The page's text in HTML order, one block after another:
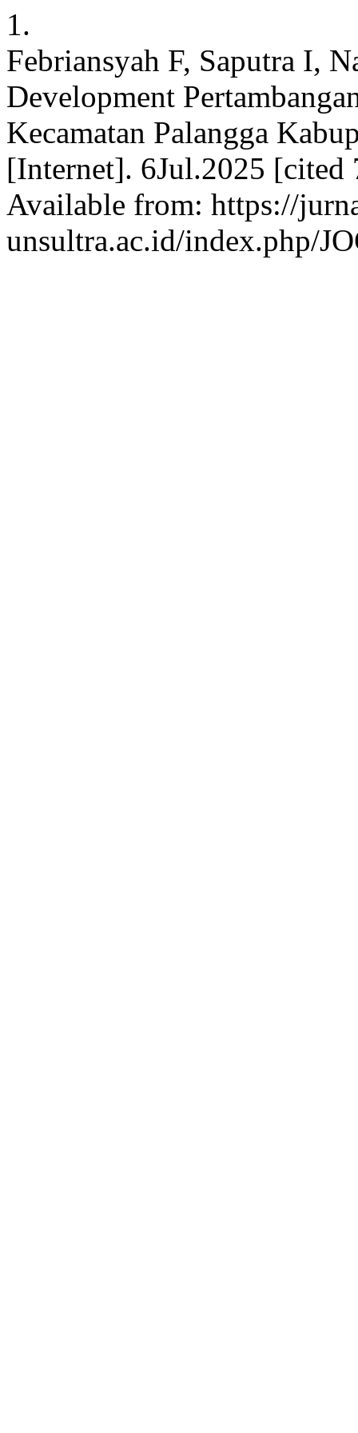
1.
Febriansyah F, Saputra I,
Development
Kecamatan Palangga
[Internet]. 6Jul.2025
Available from: https://
unsultra.ac.id/index.php/